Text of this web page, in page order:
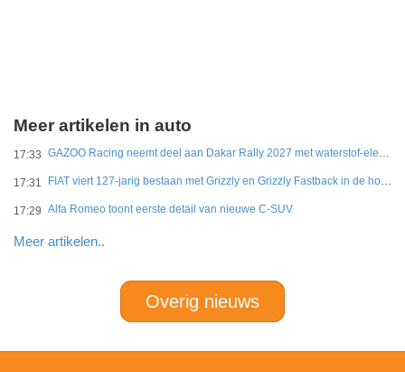
Meer artikelen in auto
17:33 GAZOO Racing neemt deel aan Dakar Rally 2027 met waterstof-elektrisch prototype van DKR GR Hilux
17:31 FIAT viert 127-jarig bestaan met Grizzly en Grizzly Fastback in de hoofdrol
17:29 Alfa Romeo toont eerste detail van nieuwe C-SUV
Meer artikelen..
Overig nieuws